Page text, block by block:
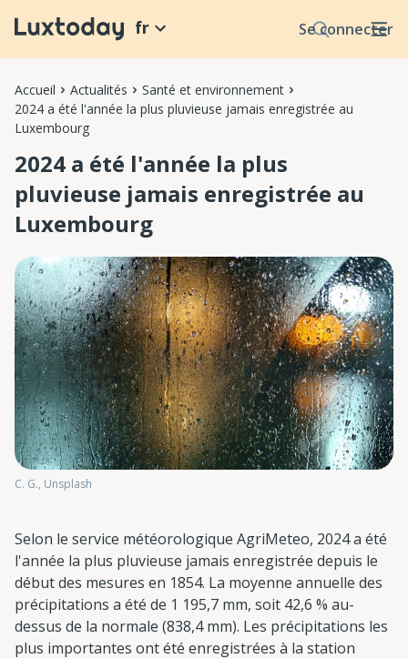
Se connecter
fr
Accueil Actualités
Santé et environnement
2024 a été l'année la plus pluvieuse jamais enregistrée au
Luxembourg
2024 a été l'année la plus
pluvieuse jamais enregistrée au
Luxembourg
C. G., Unsplash
Selon le service météorologique AgriMeteo, 2024 a été
l'année la plus pluvieuse jamais enregistrée depuis le
début des mesures en 1854. La moyenne annuelle des
précipitations a été de 1 195,7 mm, soit 42,6 % au-
dessus de la normale (838,4 mm). Les précipitations les
plus importantes ont été enregistrées à la station